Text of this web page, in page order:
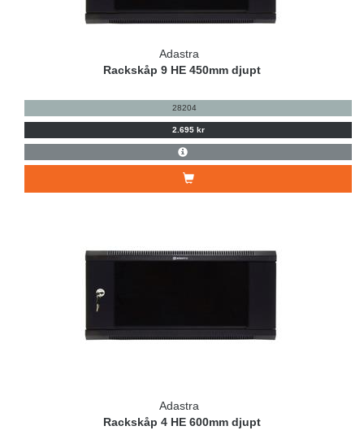
Adastra
Rackskåp 9 HE 450mm djupt
28204
2.695 kr
Adastra
Rackskåp 4 HE 600mm djupt